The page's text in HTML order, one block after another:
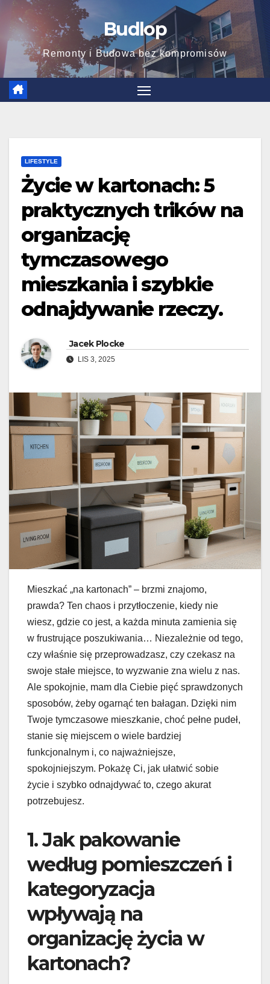
content
Budlop
Remonty i Budowa bez kompromisów
LIFESTYLE
Życie w kartonach: 5
praktycznych trików na
organizację
tymczasowego
mieszkania i szybkie
odnajdywanie rzeczy.
Jacek Plocke
LIS 3, 2025
Mieszkać „na kartonach” – brzmi znajomo,
prawda? Ten chaos i przytłoczenie, kiedy nie
wiesz, gdzie co jest, a każda minuta zamienia się
w frustrujące poszukiwania… Niezależnie od tego,
czy właśnie się przeprowadzasz, czy czekasz na
swoje stałe miejsce, to wyzwanie zna wielu z nas.
Ale spokojnie, mam dla Ciebie pięć sprawdzonych
sposobów, żeby ogarnąć ten bałagan. Dzięki nim
Twoje tymczasowe mieszkanie, choć pełne pudeł,
stanie się miejscem o wiele bardziej
funkcjonalnym i, co najważniejsze,
spokojniejszym. Pokażę Ci, jak ułatwić sobie
życie i szybko odnajdywać to, czego akurat
potrzebujesz.
1. Jak pakowanie
według pomieszczeń i
kategoryzacja
wpływają na
organizację życia w
kartonach?